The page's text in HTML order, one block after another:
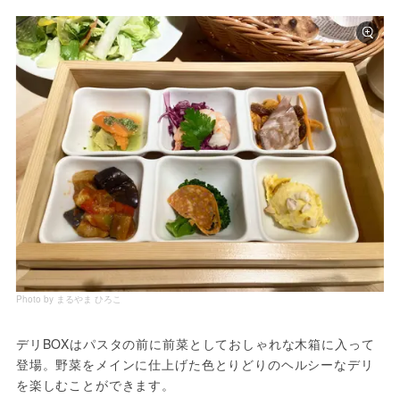
Photo by まるやま ひろこ
デリBOXはパスタの前に前菜としておしゃれな木箱に入って
登場。野菜をメインに仕上げた色とりどりのヘルシーなデリ
を楽しむことができます。